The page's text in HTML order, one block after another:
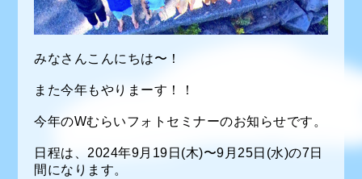
みなさんこんにちは〜！
また今年もやりまーす！！
今年のWむらいフォトセミナーのお知らせです。
日程は、2024年9月19日(木)〜9月25日(水)の7日
間になります。